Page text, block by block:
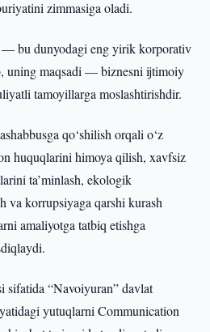
zimmasiga oladi.
bu dunyodagi eng yirik korporativ
uning maqsadi — biznesni ijtimoiy
tamoyillarga moslashtirishdir.
qo‘shilish orqali o‘z
huquqlarini himoya qilish, xavfsiz
ta’minlash, ekologik
va korrupsiyaga qarshi kurash
amaliyotga tatbiq etishga
sifatida “Navoiyuran” davlat
yutuqlarni Communication